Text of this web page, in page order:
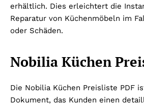
erhältlich. Dies erleichtert die
Reparatur von Küchenmöbeln im
oder Schäden.
Nobilia Küchen
Die Nobilia Küchen Preisliste PDF
Dokument, das Kunden einen